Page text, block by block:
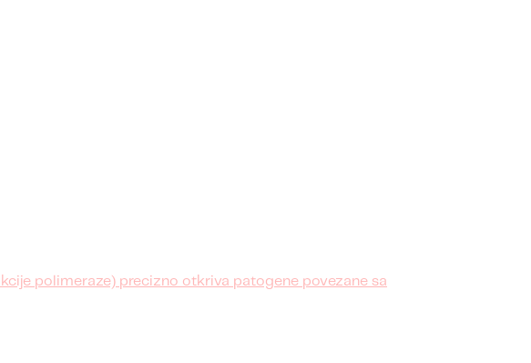
polimeraze) precizno otkriva patogene povezane sa